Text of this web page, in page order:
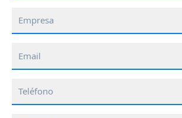
Empresa
Teléfono